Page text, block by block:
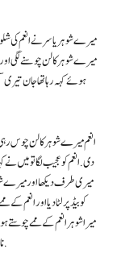
میرے شوہر یاسر نے انعم کی شلوار
میرے شوہر کا لن چوسنے لگی
ہوئے کہہ رہا تھا جان تیری
انعم میرے شوہر کا لن چوس
دی. انعم کو عجیب لگا تو میں
میری طرف دیکھا اور میرے
کو بیڈ پر لٹا دیا اور انعم کے
میرا شوہر انعم کے ممے چوستے
نام و نشان نہ تھا شاید انعم اپنی پھدی چدوانے کی پوری تیاری کر کہ آئی تھی.